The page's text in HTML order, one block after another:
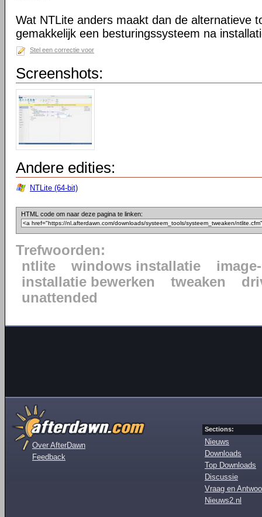
Wat NTLite anders maakt dan de alternatieve
gemakkelijk een besturingssysteem na
Stel een correctie voor
Screenshots:
Andere edities:
NTLite (64-bit)
HTML code om naar deze pagina te linken:
Trefwoorden:
ntlite
windows installatie
installatie bewerken
tweaken
unattended
Over AfterDawn
Feedback
Sections:
Nieuws
Downloads
Top Downloads
Discussie
Vraag en
Nieuws2.nl